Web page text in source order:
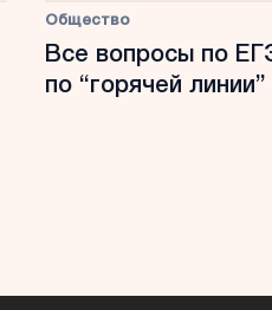
Общество
Все вопросы по
по “горячей линии”